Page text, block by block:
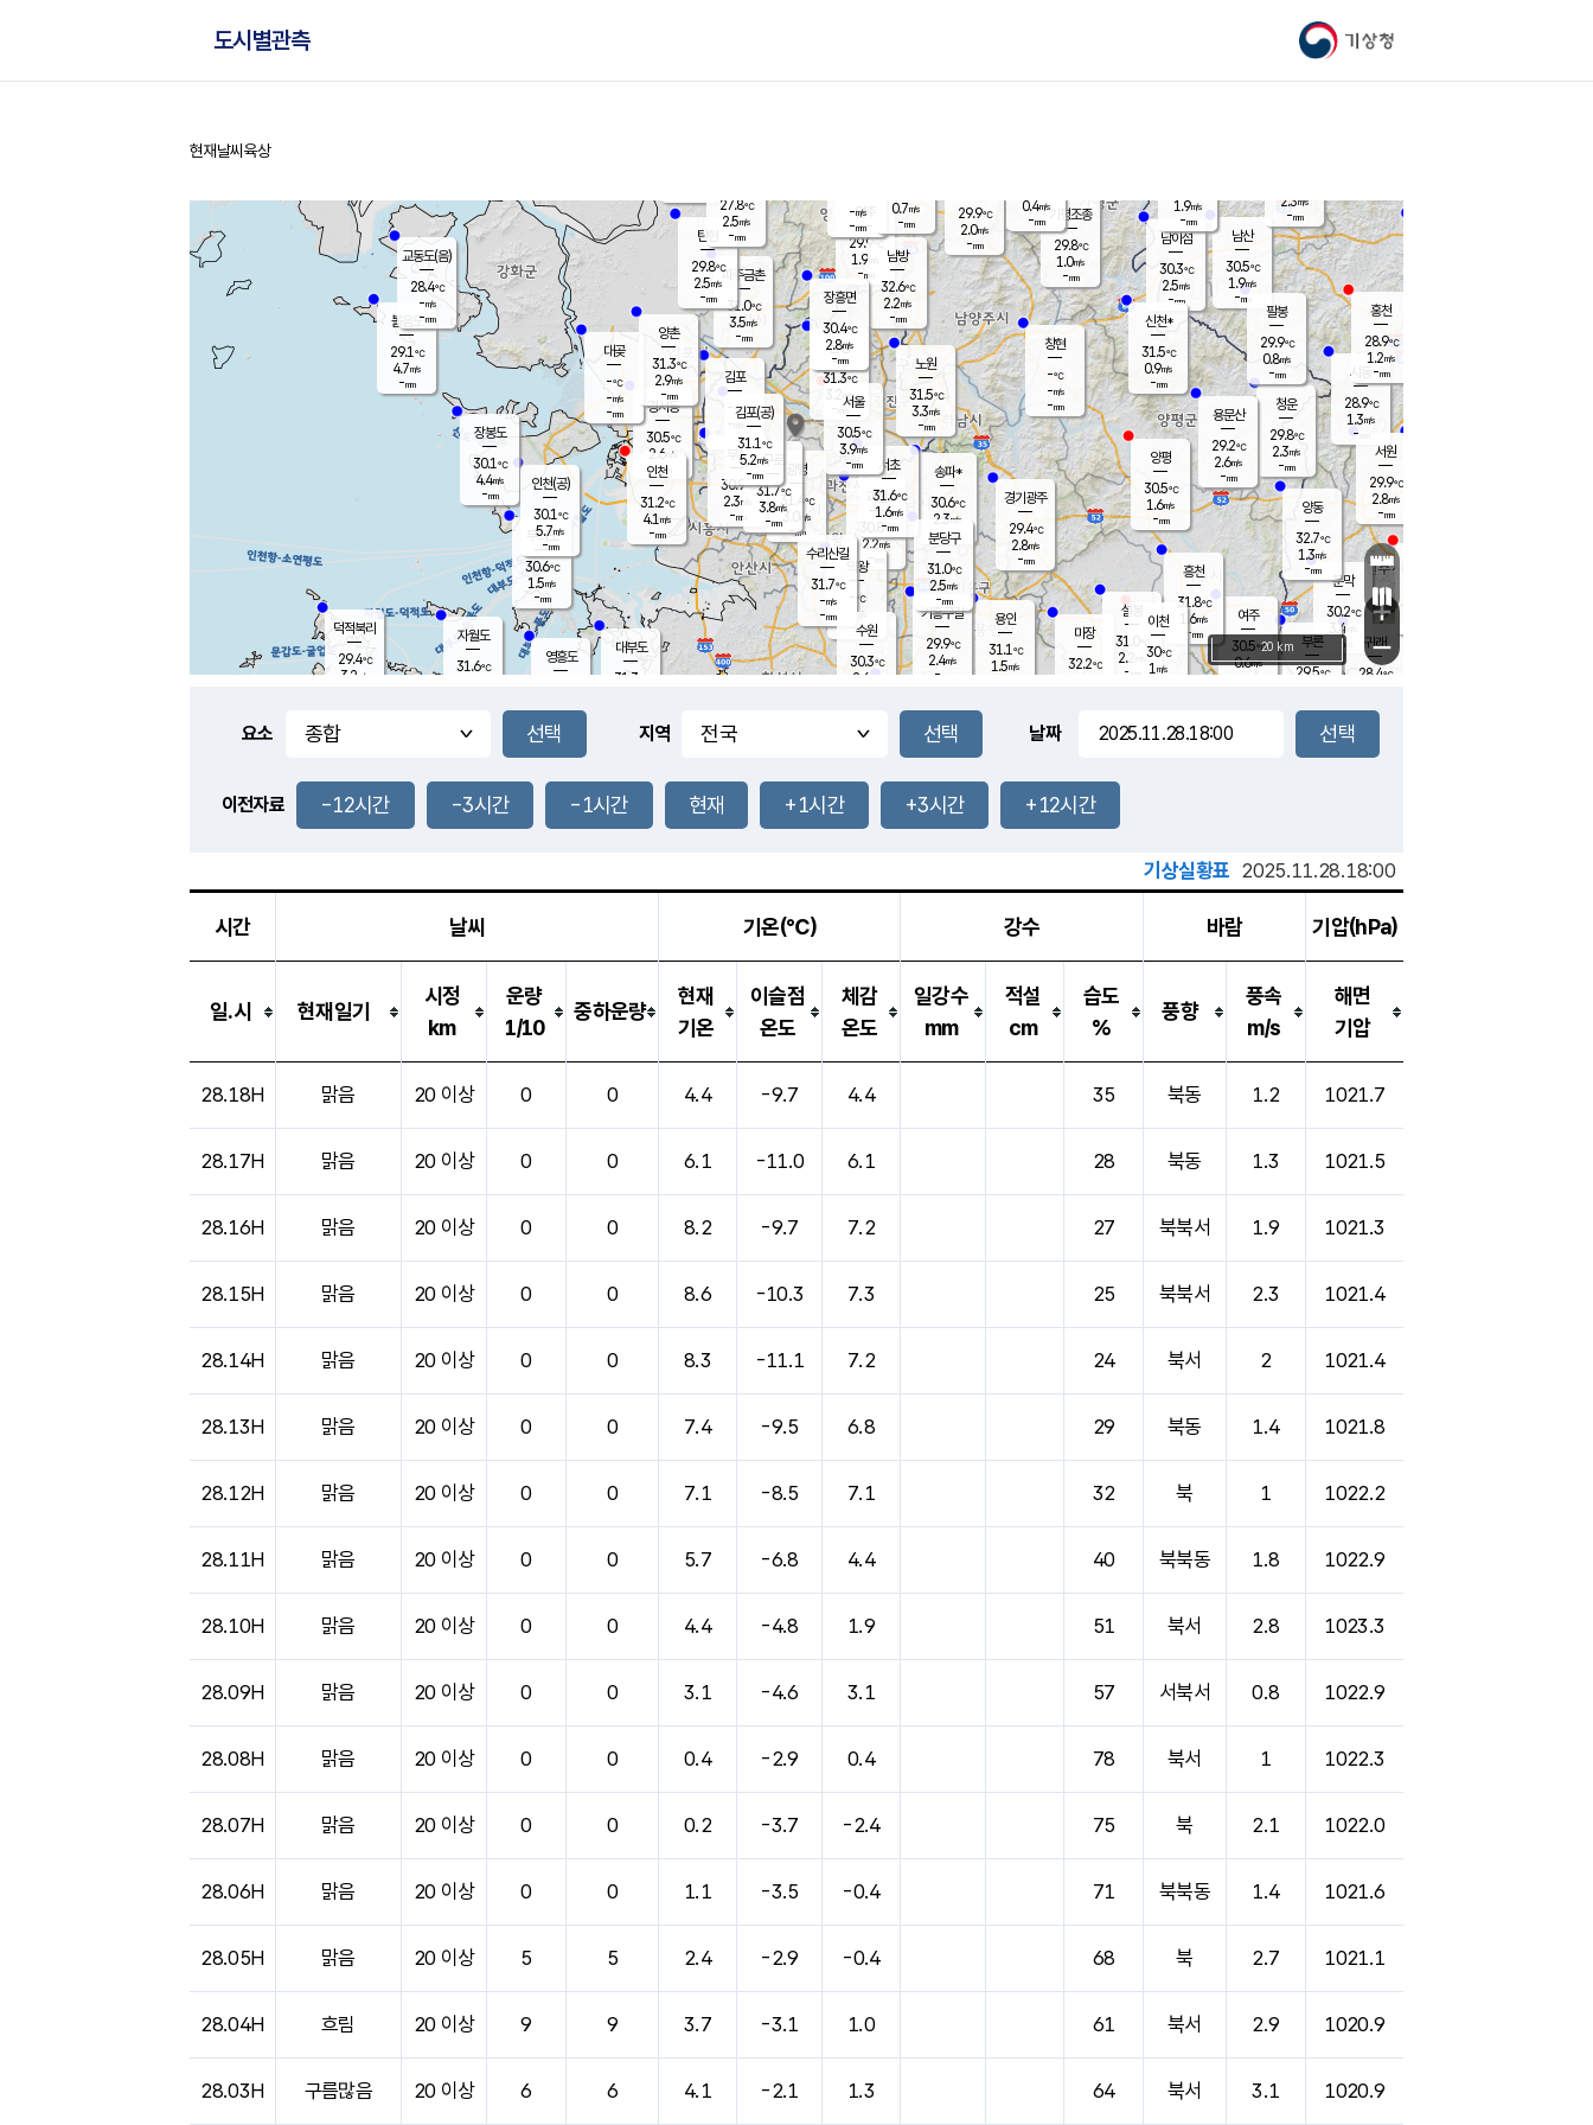
기상청
도시별관측
홈
현재날씨 육상
풍도
2.2m/s
문막
30.2℃
3.4m/s
mm
남이섬
30.3℃
2.5m/s
-mm
무의도
30.6℃
1.5m/s
-mm
영흥도
볼음도
29.1℃
4.7m/s
-mm
자월도
31.6℃
양주
29.9℃
1.9
-mm
부론
29.5℃
과천
30.8℃
2.2m/s
- mm
남산
30.5℃
1.9m/s
-mm
장봉도
30.1℃
4.4m/s
-mm
-mm
청운
29.8℃
2.3m/s
-mm
팔봉
29.9℃
0.8m/s
-mm
-mm
용인
31.1℃
1.5m/s
여주
30.5℃
0.6m/s
양동
32.7℃
1.3m/s
-mm
경기광주
29.4℃
2.8m/s
-mm
장호원
1.9m/s
-mm
30.0
℃
대부도
31.3
-
경서동
30.5℃
2.6 m/s
-mm
파주금촌
31.0℃
3.5m/s
-mm
가평조종
29.8℃
1.0m/s
-mm
29.9℃
2.0m/s
-mm
대곶
-℃
-m/s
-mm
신천*
31.5℃
0.9m/s
-mm
창현
-℃
-m/s
-mm
탄현
29.8℃
2.5m/s
-mm
0.4m/s
-mm
31.5℃
1.8m/s
-mm
흥천
31.8℃
1.6m/s
-mm
마장
32.2℃
의왕
- ℃
m/s
mm
김포
- ℃
-m/s
mm
설봉
31.0
2.2
- mm
광명
31.4 ℃
3.0 m/s
-mm
부천
30.9℃
2.3m/s
-mm
-mm
양촌
31.3℃
2.9m/s
-mm
구로
31.7℃
3.8m/s
-mm
은평
31.3℃
3.2 m/s
- mm
노원
31.5℃
3.3m/s
-mm
송파*
30.6℃
2.3m/s
-mm
서초
31.6℃
1.6m/s
-mm
남방
32.6℃
2.2m/s
-mm
기흥구갈
29.9℃
2.4m/s
-
수리산길
31.7℃
-m/s
-mm
분당구
31.0℃
2.5m/s
-mm
장흥면
30.4℃
2.8m/s
-mm
-m/s
-mm
시동
28.9℃
1.3m/s
- mm
귀래
28.4℃
서원
29.9℃
2.8m/s
-mm
용문산
29.2℃
2.6m/s
-mm
덕적북리
29.4℃
3.2 m/s
인천(공)
30.1℃
5.7m/s
-mm
김포(공)
31.1℃
5.2m/s
-mm
교동도(음)
28.4℃
-m/s
-mm
홍천
28.9℃
1.2m/s
-mm
이천
30℃
1 m/s
양평
30.5℃
1.6m/s
-mm
수원
30.3℃
2.6 m/s
인천
31.2℃
4.1 m/s
-mm
서울
30.5℃
3.9m/s
-mm
2.3m/s
-mm
27.8℃
2.5m/s
-mm
0.7m/s
-mm
+
−
20 km
요소 지역 날짜
이전자료 -12시간 -3시간 -1시간 현재 +1시간 +3시간 +12시간
기상실황표 2025.11.28.18:00
시간 날씨 기온(℃) 강수 바람 기압(hPa)
일.시 현재일기
시정
km
운량
1/10
중하운량
현재
기온
이슬점
온도
체감
온도
일강수
mm
적설
cm
습도
%
풍향
풍속
m/s
해면
기압
28.18H 맑음 20 이상 0 0 4.4 -9.7 4.4 35 북동 1.2 1021.7
28.17H 맑음 20 이상 0 0 6.1 -11.0 6.1 28 북동 1.3 1021.5
28.16H 맑음 20 이상 0 0 8.2 -9.7 7.2 27 북북서 1.9 1021.3
28.15H 맑음 20 이상 0 0 8.6 -10.3 7.3 25 북북서 2.3 1021.4
28.14H 맑음 20 이상 0 0 8.3 -11.1 7.2 24 북서 2 1021.4
28.13H 맑음 20 이상 0 0 7.4 -9.5 6.8 29 북동 1.4 1021.8
28.12H 맑음 20 이상 0 0 7.1 -8.5 7.1 32 북 1 1022.2
28.11H 맑음 20 이상 0 0 5.7 -6.8 4.4 40 북북동 1.8 1022.9
28.10H 맑음 20 이상 0 0 4.4 -4.8 1.9 51 북서 2.8 1023.3
28.09H 맑음 20 이상 0 0 3.1 -4.6 3.1 57 서북서 0.8 1022.9
28.08H 맑음 20 이상 0 0 0.4 -2.9 0.4 78 북서 1 1022.3
28.07H 맑음 20 이상 0 0 0.2 -3.7 -2.4 75 북 2.1 1022.0
28.06H 맑음 20 이상 0 0 1.1 -3.5 -0.4 71 북북동 1.4 1021.6
28.05H 맑음 20 이상 5 5 2.4 -2.9 -0.4 68 북 2.7 1021.1
28.04H 흐림 20 이상 9 9 3.7 -3.1 1.0 61 북서 2.9 1020.9
28.03H 구름많음 20 이상 6 6 4.1 -2.1 1.3 64 북서 3.1 1020.9